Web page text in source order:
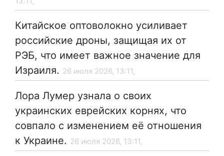
Китайское оптоволокно усиливает
российские дроны, защищая их от
РЭБ, что имеет важное значение для
Израиля. 26 июля 2026, 13:11,
Лора Лумер узнала о своих
украинских еврейских корнях, что
совпало с изменением её отношения
к Украине. 26 июля 2026, 13:11,